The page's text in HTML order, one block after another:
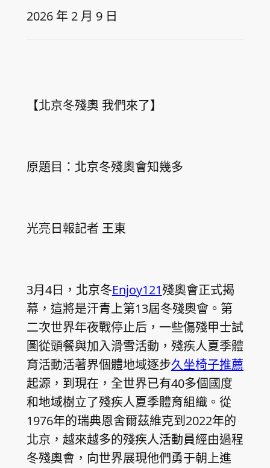
2026 年 2 月 9 日
【北京冬殘奧 我們來了】
原題目：北京冬殘奧會知幾多
光亮日報記者 王東
3月4日，北京冬Enjoy121殘奧會正式揭
幕，這將是汗青上第13屆冬殘奧會。第
二次世界年夜戰停止后，一些傷殘甲士試
圖從頭餐與加入滑雪活動，殘疾人夏季體
育活動活著界個體地域逐步久坐椅子推薦
起源，到現在，全世界已有40多個國度
和地域樹立了殘疾人夏季體育組織。從
1976年的瑞典恩舍爾茲維克到2022年的
北京，越來越多的殘疾人活動員經由過程
冬殘奧會，向世界展現他們勇于朝上進